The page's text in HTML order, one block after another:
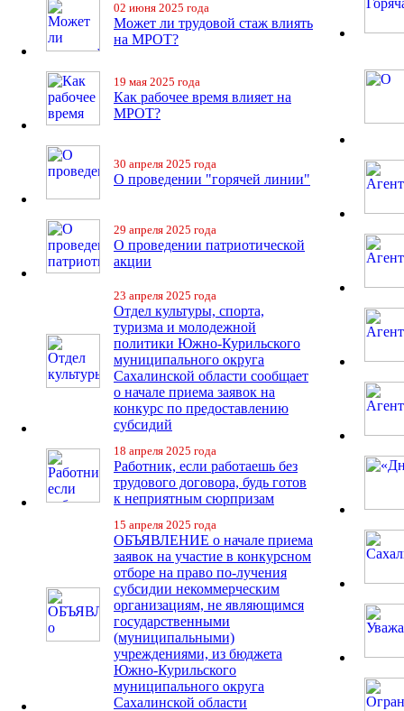
02 июня 2025 года
Может ли трудовой стаж влиять
на МРОТ?
19 мая 2025 года
Как рабочее время влияет на
МРОТ?
30 апреля 2025 года
О проведении "горячей линии"
29 апреля 2025 года
О проведении патриотической
акции
23 апреля 2025 года
Отдел культуры, спорта,
туризма и молодежной
политики Южно-Курильского
муниципального округа
Сахалинской области сообщает
о начале приема заявок на
конкурс по предоставлению
субсидий
18 апреля 2025 года
Работник, если работаешь без
трудового договора, будь готов
к неприятным сюрпризам
15 апреля 2025 года
ОБЪЯВЛЕНИЕ о начале приема
заявок на участие в конкурсном
отборе на право по-лучения
субсидии некоммерческим
организациям, не являющимся
государственными
(муниципальными)
учреждениями, из бюджета
Южно-Курильского
муниципального округа
Сахалинской области